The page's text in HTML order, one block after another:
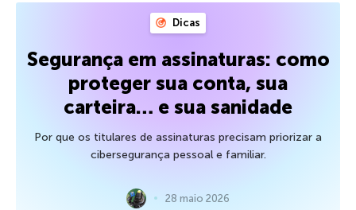
Dicas
Segurança em assinaturas: como
proteger sua conta, sua
carteira… e sua sanidade
Por que os titulares de assinaturas precisam priorizar a
cibersegurança pessoal e familiar.
28 maio 2026